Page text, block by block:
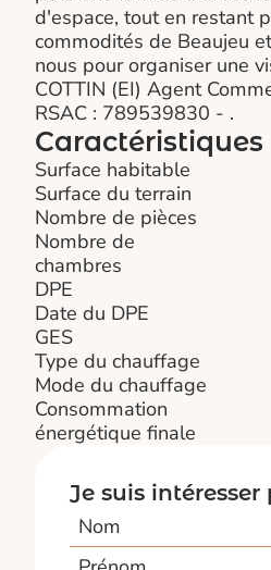
d'espace, tout en restant
commodités de Beaujeu
nous pour organiser une
COTTIN (EI) Agent
RSAC : 789539830 - .
Caractéristiques
Surface habitable
Surface du terrain
Nombre de pièces
Nombre de
chambres
DPE
Date du DPE
GES
Type du chauffage
Mode du chauffage
Consommation
énergétique finale
Je suis
Nom